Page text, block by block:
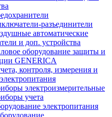
разъединители
автоматические
и доп. устройства
оборудование защиты и
GENERICA
контроля, измерения и
электроизмерительные
учета
электропитания